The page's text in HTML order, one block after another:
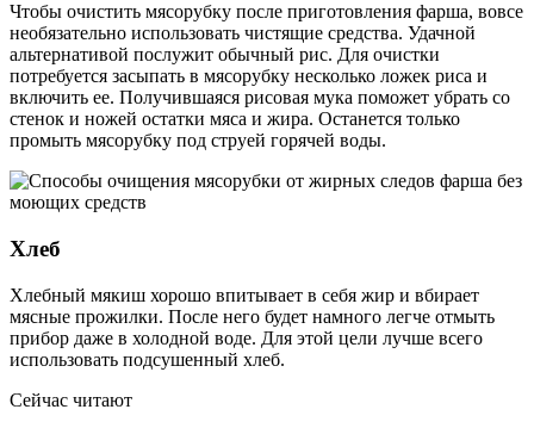
Чтобы очистить мясорубку после приготовления фарша, вовсе
необязательно использовать чистящие средства. Удачной
альтернативой послужит обычный рис. Для очистки
потребуется засыпать в мясорубку несколько ложек риса и
включить ее. Получившаяся рисовая мука поможет убрать со
стенок и ножей остатки мяса и жира. Останется только
промыть мясорубку под струей горячей воды.
Хлеб
Хлебный мякиш хорошо впитывает в себя жир и вбирает
мясные прожилки. После него будет намного легче отмыть
прибор даже в холодной воде. Для этой цели лучше всего
использовать подсушенный хлеб.
Сейчас читают